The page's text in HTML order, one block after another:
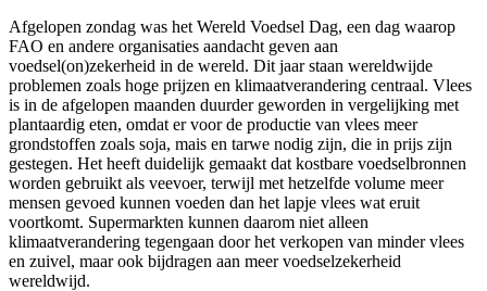
Afgelopen zondag was het Wereld Voedsel Dag, een dag waarop
FAO en andere organisaties aandacht geven aan
voedsel(on)zekerheid in de wereld. Dit jaar staan wereldwijde
problemen zoals hoge prijzen en klimaatverandering centraal. Vlees
is in de afgelopen maanden duurder geworden in vergelijking met
plantaardig eten, omdat er voor de productie van vlees meer
grondstoffen zoals soja, mais en tarwe nodig zijn, die in prijs zijn
gestegen. Het heeft duidelijk gemaakt dat kostbare voedselbronnen
worden gebruikt als veevoer, terwijl met hetzelfde volume meer
mensen gevoed kunnen voeden dan het lapje vlees wat eruit
voortkomt. Supermarkten kunnen daarom niet alleen
klimaatverandering tegengaan door het verkopen van minder vlees
en zuivel, maar ook bijdragen aan meer voedselzekerheid
wereldwijd.